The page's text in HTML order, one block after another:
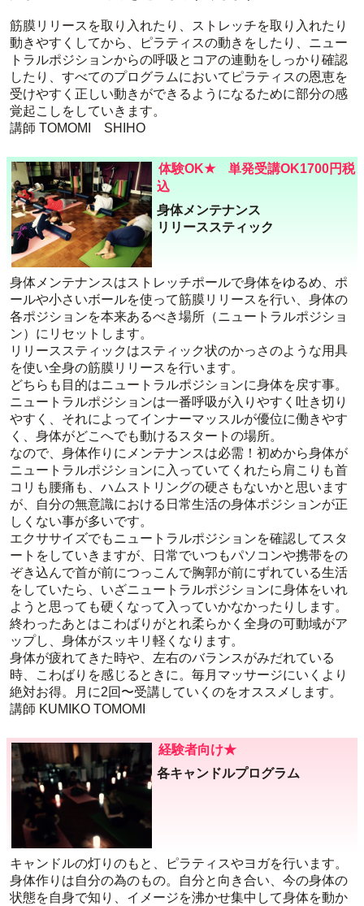
筋膜リリースを取り入れたり、ストレッチを取り入れたり
動きやすくしてから、ピラティスの動きをしたり、ニュー
トラルポジションからの呼吸とコアの連動をしっかり確認
したり、すべてのプログラムにおいてピラティスの恩恵を
受けやすく正しい動きができるようになるために部分の感
覚起こしをしていきます。
講師 TOMOMI SHIHO
体験OK★ 単発受講OK1700円税
込
身体メンテナンス
リリーススティック
身体メンテナンスはストレッチポールで身体をゆるめ、ポ
ールや小さいボールを使って筋膜リリースを行い、身体の
各ポジションを本来あるべき場所（ニュートラルポジショ
ン）にリセットします。
リリーススティックはスティック状のかっさのような用具
を使い全身の筋膜リリースを行います。
どちらも目的はニュートラルポジションに身体を戻す事。
ニュートラルポジションは一番呼吸が入りやすく吐き切り
やすく、それによってインナーマッスルが優位に働きやす
く、身体がどこへでも動けるスタートの場所。
なので、身体作りにメンテナンスは必需！初めから身体が
ニュートラルポジションに入っていてくれたら肩こりも首
コリも腰痛も、ハムストリングの硬さもないかと思います
が、自分の無意識における日常生活の身体ポジションが正
しくない事が多いです。
エクササイズでもニュートラルポジションを確認してスタ
ートをしていきますが、日常でいつもパソコンや携帯をの
ぞき込んで首が前につっこんで胸郭が前にずれている生活
をしていたら、いざニュートラルポジションに身体をいれ
ようと思っても硬くなって入っていかなかったりします。
終わったあとはこわばりがとれ柔らかく全身の可動域がア
ップし、身体がスッキリ軽くなります。
身体が疲れてきた時や、左右のバランスがみだれている
時、こわばりを感じるときに。毎月マッサージにいくより
絶対お得。月に2回〜受講していくのをオススメします。
講師 KUMIKO TOMOMI
経験者向け★
各キャンドルプログラム
キャンドルの灯りのもと、ピラティスやヨガを行います。
身体作りは自分の為のもの。自分と向き合い、今の身体の
状態を自身で知り、イメージを沸かせ集中して身体を動か